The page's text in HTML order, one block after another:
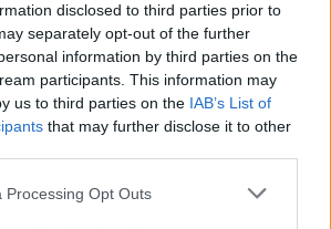
disclosed to third parties prior to
separately opt-out of the further
information by third parties on the
participants. This information may
us to third parties on the IAB’s List of
that may further disclose it to other
Processing Opt Outs